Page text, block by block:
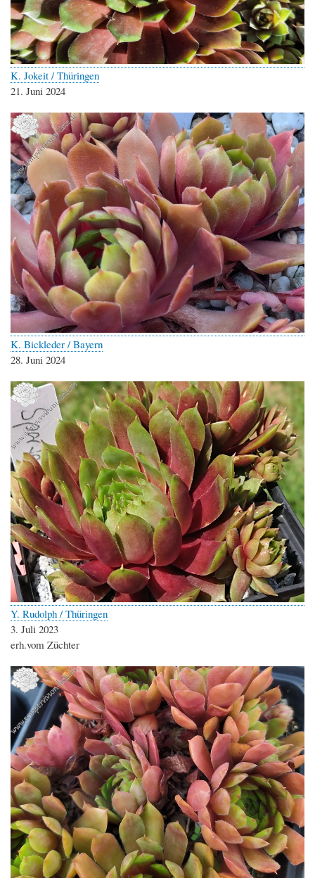
K. Jokeit / Thüringen
21. Juni 2024
K. Bickleder / Bayern
28. Juni 2024
Y. Rudolph / Thüringen
3. Juli 2023
erh.vom Züchter